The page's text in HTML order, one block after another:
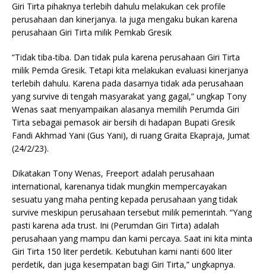
Giri Tirta pihaknya terlebih dahulu melakukan cek profile
perusahaan dan kinerjanya. Ia juga mengaku bukan karena
perusahaan Giri Tirta milik Pemkab Gresik
“Tidak tiba-tiba. Dan tidak pula karena perusahaan Giri Tirta
milik Pemda Gresik. Tetapi kita melakukan evaluasi kinerjanya
terlebih dahulu. Karena pada dasarnya tidak ada perusahaan
yang survive di tengah masyarakat yang gagal,” ungkap Tony
Wenas saat menyampaikan alasanya memilih Perumda Giri
Tirta sebagai pemasok air bersih di hadapan Bupati Gresik
Fandi Akhmad Yani (Gus Yani), di ruang Graita Ekapraja, Jumat
(24/2/23).
Dikatakan Tony Wenas, Freeport adalah perusahaan
international, karenanya tidak mungkin mempercayakan
sesuatu yang maha penting kepada perusahaan yang tidak
survive meskipun perusahaan tersebut milik pemerintah. “Yang
pasti karena ada trust. Ini (Perumdan Giri Tirta) adalah
perusahaan yang mampu dan kami percaya. Saat ini kita minta
Giri Tirta 150 liter perdetik. Kebutuhan kami nanti 600 liter
perdetik, dan juga kesempatan bagi Giri Tirta,” ungkapnya.